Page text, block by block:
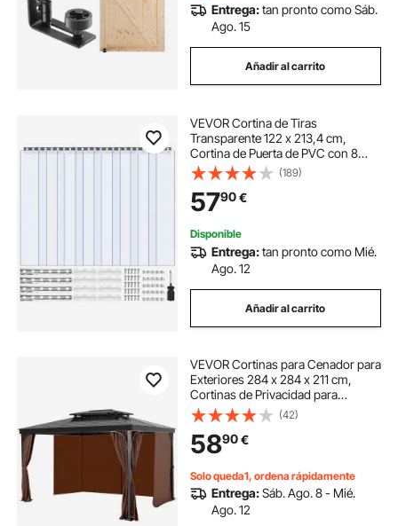
Entrega:tan pronto como Sáb.
Ago. 15
Añadir al carrito
VEVOR Cortina de Tiras
Transparente 122 x 213,4 cm,
Cortina de Puerta de PVC con 8
Tiras de Plástico Espesor de 2 mm,
para Puerta de Congelador,
Almacén, Refrigerador de
Supermercado, Garajes
(189)
5790€
Disponible
Entrega:tan pronto como Mié.
Ago. 12
Añadir al carrito
VEVOR Cortinas para Cenador para
Exteriores 284 x 284 x 211 cm,
Cortinas de Privacidad para
Cenador de 4 paneles Laterales con
Cremalleras, Cortinas Parasol
Universales Reemplazo, Color de
Café
(42)
5890€
Solo queda1, ordena rápidamente
Entrega:Sáb. Ago. 8 - Mié.
Ago. 12